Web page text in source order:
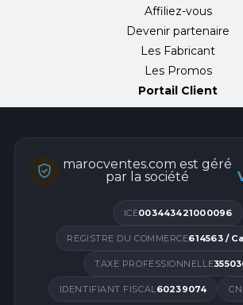
Affiliez-vous
Devenir partenaire
Les Fabricant
Les Promos
Portail Client
marocventes.com est géré
par la société
ICE003443421000096
REGISTRE DU COMMERCE614563 /
TAXE PROFESSIONNELLE
IDENTIFIANT FISCAL60239074